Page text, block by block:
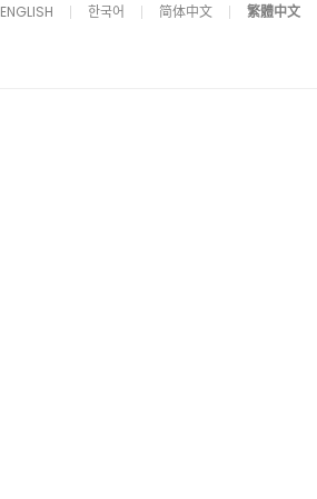
ENGLISH 한국어 简体中文 繁體中文